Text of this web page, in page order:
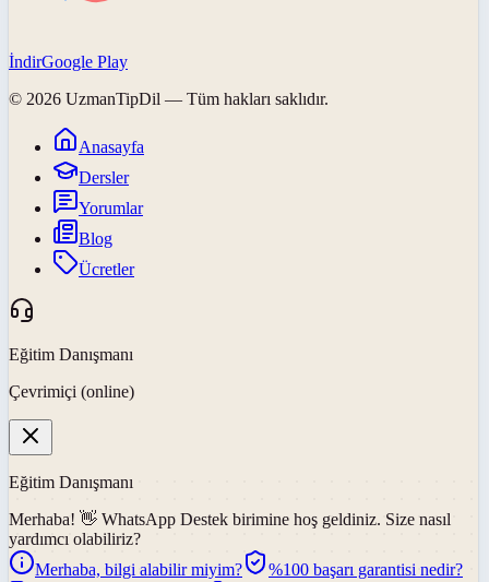
İndirGoogle Play
© 2026 UzmanTipDil — Tüm hakları saklıdır.
Anasayfa
Dersler
Yorumlar
Blog
Ücretler
Eğitim Danışmanı
Çevrimiçi (online)
Eğitim Danışmanı
Merhaba! 👋 WhatsApp Destek birimine hoş geldiniz. Size nasıl
yardımcı olabiliriz?
Merhaba, bilgi alabilir miyim?
%100 başarı garantisi nedir?